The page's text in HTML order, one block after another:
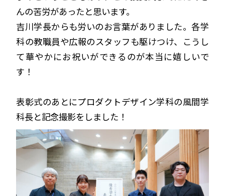
んの苦労があったと思います。
吉川学長からも労いのお言葉がありました。各学
科の教職員や広報のスタッフも駆けつけ、こうし
て華やかにお祝いができるのが本当に嬉しいで
す！
表彰式のあとにプロダクトデザイン学科の風間学
科長と記念撮影をしました！